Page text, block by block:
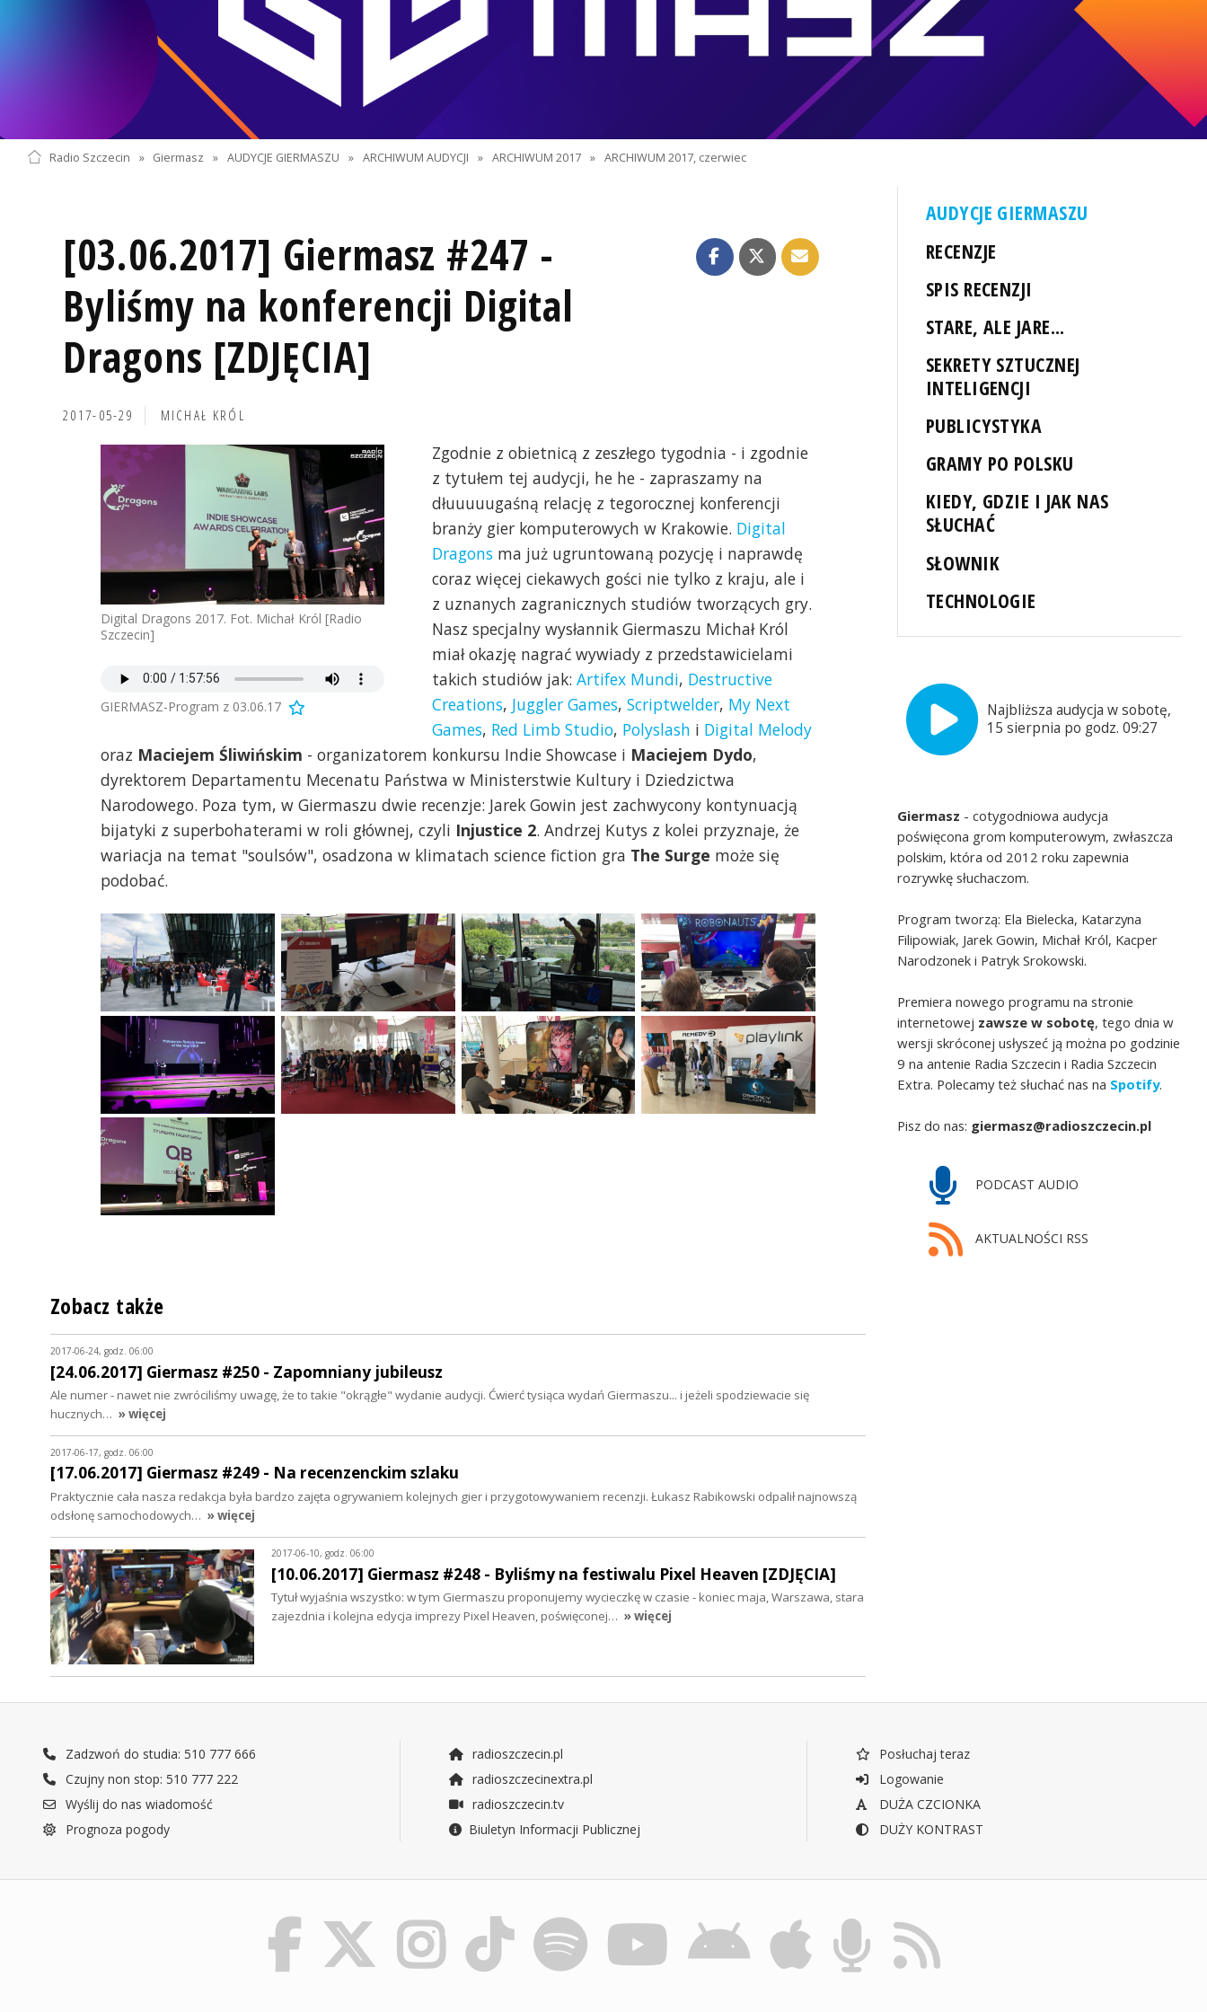
Radio Szczecin » Giermasz » AUDYCJE GIERMASZU » ARCHIWUM AUDYCJI » ARCHIWUM 2017 » ARCHIWUM 2017, czerwiec
[03.06.2017] Giermasz #247 -
Byliśmy na konferencji Digital
Dragons [ZDJĘCIA]
2017-05-29 MICHAŁ KRÓL
Digital Dragons 2017. Fot. Michał Król [Radio
Szczecin]
GIERMASZ-Program z 03.06.17
Zgodnie z obietnicą z zeszłego tygodnia - i zgodnie
z tytułem tej audycji, he he - zapraszamy na
dłuuuuugaśną relację z tegorocznej konferencji
branży gier komputerowych w Krakowie. Digital
Dragonsma już ugruntowaną pozycję i naprawdę
coraz więcej ciekawych gości nie tylko z kraju, ale i
z uznanych zagranicznych studiów tworzących gry.
Nasz specjalny wysłannik Giermaszu Michał Król
miał okazję nagrać wywiady z przedstawicielami
takich studiów jak: Artifex Mundi, Destructive
Creations, Juggler Games, Scriptwelder, My Next
Games, Red Limb Studio, Polyslash i Digital Melody
oraz Maciejem Śliwińskim - organizatorem konkursu Indie Showcase i Maciejem Dydo,
dyrektorem Departamentu Mecenatu Państwa w Ministerstwie Kultury i Dziedzictwa
Narodowego. Poza tym, w Giermaszu dwie recenzje: Jarek Gowin jest zachwycony kontynuacją
bijatyki z superbohaterami w roli głównej, czyli Injustice 2. Andrzej Kutys z kolei przyznaje, że
wariacja na temat "soulsów", osadzona w klimatach science fiction gra The Surge może się
podobać.
AUDYCJE GIERMASZU
RECENZJE
SPIS RECENZJI
STARE, ALE JARE...
SEKRETY SZTUCZNEJ
INTELIGENCJI
PUBLICYSTYKA
GRAMY PO POLSKU
KIEDY, GDZIE I JAK NAS
SŁUCHAĆ
SŁOWNIK
TECHNOLOGIE
Najbliższa audycja w sobotę,
15 sierpnia po godz. 09:27
Giermasz - cotygodniowa audycja
poświęcona grom komputerowym, zwłaszcza
polskim, która od 2012 roku zapewnia
rozrywkę słuchaczom.
Program tworzą: Ela Bielecka, Katarzyna
Filipowiak, Jarek Gowin, Michał Król, Kacper
Narodzonek i Patryk Srokowski.
Premiera nowego programu na stronie
internetowej zawsze w sobotę, tego dnia w
wersji skróconej usłyszeć ją można po godzinie
9 na antenie Radia Szczecin i Radia Szczecin
Extra. Polecamy też słuchać nas na Spotify.
Pisz do nas: giermasz@radioszczecin.pl
PODCAST AUDIO
AKTUALNOŚCI RSS
Zobacz także
2017-06-24, godz. 06:00
[24.06.2017] Giermasz #250 - Zapomniany jubileusz
Ale numer - nawet nie zwróciliśmy uwagę, że to takie "okrągłe" wydanie audycji. Ćwierć tysiąca wydań Giermaszu... i jeżeli spodziewacie się
hucznych… » więcej
2017-06-17, godz. 06:00
[17.06.2017] Giermasz #249 - Na recenzenckim szlaku
Praktycznie cała nasza redakcja była bardzo zajęta ogrywaniem kolejnych gier i przygotowywaniem recenzji. Łukasz Rabikowski odpalił najnowszą
odsłonę samochodowych… » więcej
2017-06-10, godz. 06:00
[10.06.2017] Giermasz #248 - Byliśmy na festiwalu Pixel Heaven [ZDJĘCIA]
Tytuł wyjaśnia wszystko: w tym Giermaszu proponujemy wycieczkę w czasie - koniec maja, Warszawa, stara
zajezdnia i kolejna edycja imprezy Pixel Heaven, poświęconej… » więcej
Zadzwoń do studia: 510 777 666
Czujny non stop: 510 777 222
Wyślij do nas wiadomość
Prognoza pogody
radioszczecin.pl
radioszczecinextra.pl
radioszczecin.tv
Biuletyn Informacji Publicznej
Posłuchaj teraz
Logowanie
DUŻA CZCIONKA
DUŻY KONTRAST